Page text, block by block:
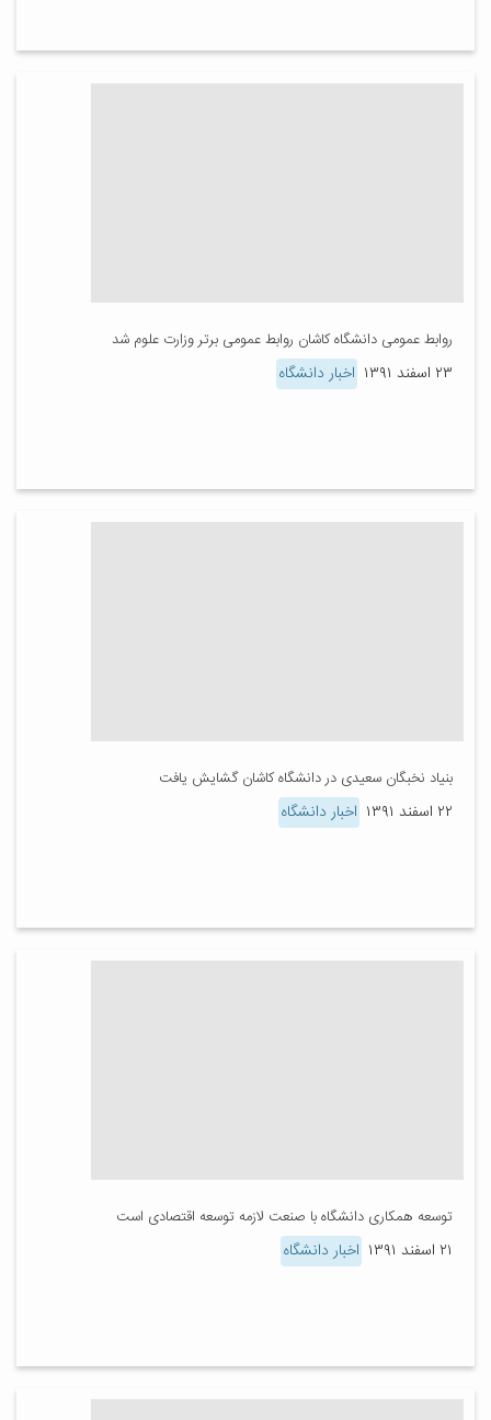
روابط عمومی دانشگاه کاشان روابط عمومی برتر وزارت علوم شد
۲۳ اسفند ۱۳۹۱ اخبار دانشگاه
بنیاد نخبگان سعیدی در دانشگاه کاشان گشایش یافت
۲۲ اسفند ۱۳۹۱ اخبار دانشگاه
توسعه همکاری دانشگاه با صنعت لازمه توسعه اقتصادی است
۲۱ اسفند ۱۳۹۱ اخبار دانشگاه